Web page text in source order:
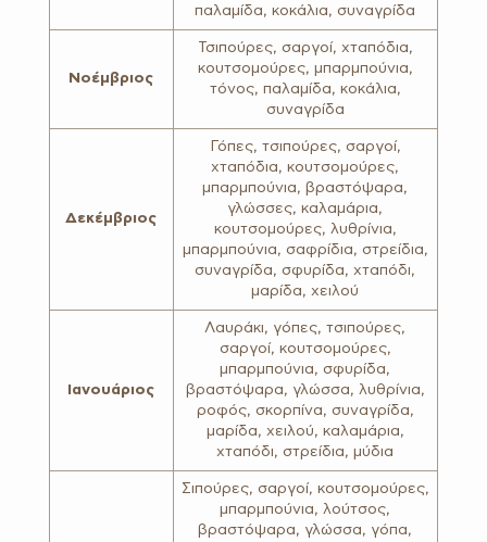
παλαμίδα, κοκάλια, συναγρίδα
Νοέμβριος
Τσιπούρες, σαργοί, χταπόδια,
κουτσομούρες, μπαρμπούνια,
τόνος, παλαμίδα, κοκάλια,
συναγρίδα
Δεκέμβριος
Γόπες, τσιπούρες, σαργοί,
χταπόδια, κουτσομούρες,
μπαρμπούνια, βραστόψαρα,
γλώσσες, καλαμάρια,
κουτσομούρες, λυθρίνια,
μπαρμπούνια, σαφρίδια, στρείδια,
συναγρίδα, σφυρίδα, χταπόδι,
μαρίδα, χειλού
Ιανουάριος
Λαυράκι, γόπες, τσιπούρες,
σαργοί, κουτσομούρες,
μπαρμπούνια, σφυρίδα,
βραστόψαρα, γλώσσα, λυθρίνια,
ροφός, σκορπίνα, συναγρίδα,
μαρίδα, χειλού, καλαμάρια,
χταπόδι, στρείδια, μύδια
Σιπούρες, σαργοί, κουτσομούρες,
μπαρμπούνια, λούτσος,
βραστόψαρα, γλώσσα, γόπα,